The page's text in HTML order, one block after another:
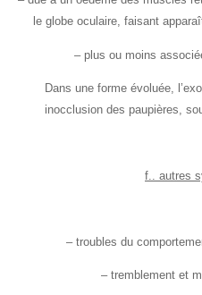
le globe oculaire, faisant
– plus ou moins
Dans une forme évoluée,
inocclusion des paupières,
f.. autres
– troubles du
– tremblement et